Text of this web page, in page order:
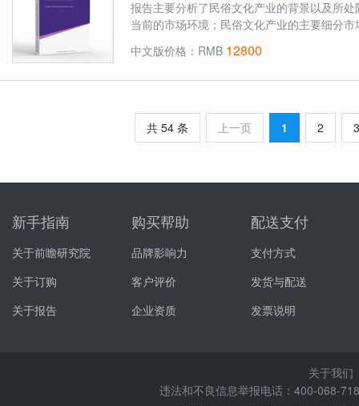
报告主要分析了民俗文化产业的背景以及所
当前的市场环境；民俗文化产业的主要细分
中文版价格：RMB 12800
共 54 条 上一页 1 2 3
新手指南
关于前瞻研究院
关于订购
关于报告
购买帮助
品牌影响力
客户评价
企业资质
配送支付
支付方式
发货与配送
发票说明
关于我们
违法和不良信息举报电话：400-068-